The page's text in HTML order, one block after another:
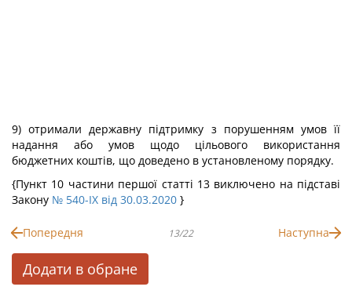
9) отримали державну підтримку з порушенням умов її
надання або умов щодо цільового використання
бюджетних коштів, що доведено в установленому порядку.
{Пункт 10 частини першої статті 13 виключено на підставі
Закону № 540-IX від 30.03.2020 }
Попередня 13/22 Наступна
Додати в обране